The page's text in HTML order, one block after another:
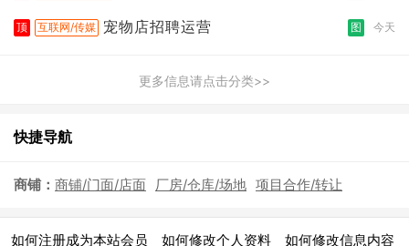
顶 互联网/传媒 宠物店招聘运营 图 今天
更多信息请点击分类>>
快捷导航
商铺： 商铺/门面/店面 厂房/仓库/场地 项目合作/转让
如何注册成为本站会员 如何修改个人资料 如何修改信息内容